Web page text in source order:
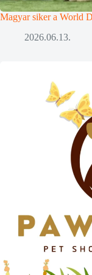
Magyar siker a World
2026.06.13.